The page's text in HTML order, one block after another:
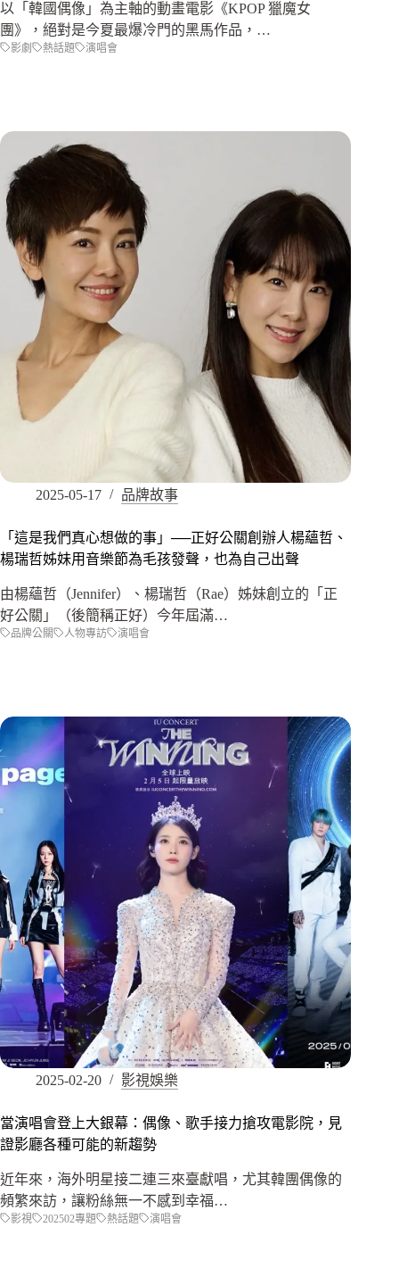
以「韓國偶像」為主軸的動畫電影《KPOP 獵魔女
團》，絕對是今夏最爆冷門的黑馬作品，…
影劇 熱話題 演唱會
2025-05-17 品牌故事
「這是我們真心想做的事」──正好公關創辦人楊蘊哲、
楊瑞哲姊妹用音樂節為毛孩發聲，也為自己出聲
由楊蘊哲（Jennifer）、楊瑞哲（Rae）姊妹創立的「正
好公關」（後簡稱正好）今年屆滿…
品牌公關 人物專訪 演唱會
2025-02-20 影視娛樂
當演唱會登上大銀幕：偶像、歌手接力搶攻電影院，見
證影廳各種可能的新趨勢
近年來，海外明星接二連三來臺獻唱，尤其韓團偶像的
頻繁來訪，讓粉絲無一不感到幸福…
影視 202502專題 熱話題 演唱會